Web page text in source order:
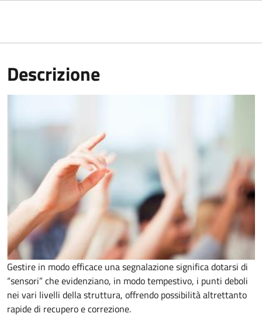
Descrizione
Gestire in modo efficace una segnalazione significa dotarsi di
“sensori” che evidenziano, in modo tempestivo, i punti deboli
nei vari livelli della struttura, offrendo possibilità altrettanto
rapide di recupero e correzione.